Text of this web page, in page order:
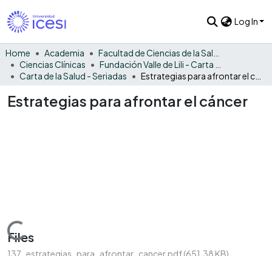
Log In
Home Academia
Ciencias Clínicas
Carta de la Salud - Seriadas
Estrategias para afrontar el cáncer
Loading...
Files
137_estrategias_para_afrontar_cancer.pdf(651.38 KB)